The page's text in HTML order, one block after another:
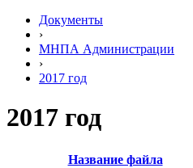
Документы
›
МНПА Администрации
›
2017 год
2017 год
Название файла